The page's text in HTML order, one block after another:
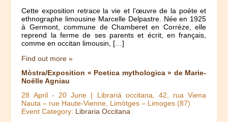
Cette exposition retrace la vie et l’œuvre de la poète et
ethnographe limousine Marcelle Delpastre. Née en 1925
à Germont, commune de Chamberet en Corrèze, elle
reprend la ferme de ses parents et écrit, en français,
comme en occitan limousin, […]
Find out more »
Mòstra/Exposition « Poetica mythologica » de Marie-
Noëlle Agniau
28 April- 20 June | Librariá occitana, 42, rua Viena
Nauta – rue Haute-Vienne, Limòtges – Limoges (87)
Event Category: Libraria Occitana